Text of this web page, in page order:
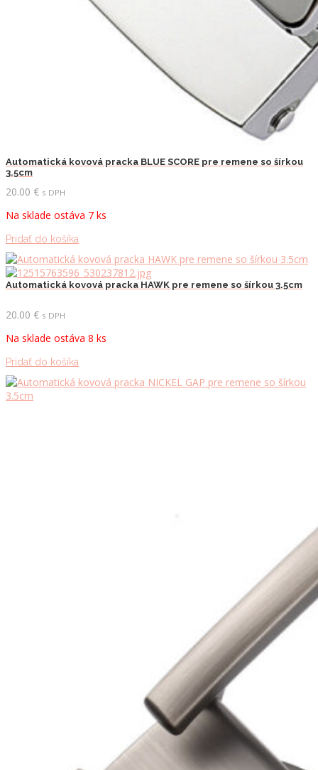
Automatická kovová pracka BLUE SCORE pre remene so šírkou
3.5cm
20.00 € s DPH
Na sklade ostáva 7 ks
Pridať do košíka
Automatická kovová pracka HAWK pre remene so šírkou 3.5cm
20.00 € s DPH
Na sklade ostáva 8 ks
Pridať do košíka